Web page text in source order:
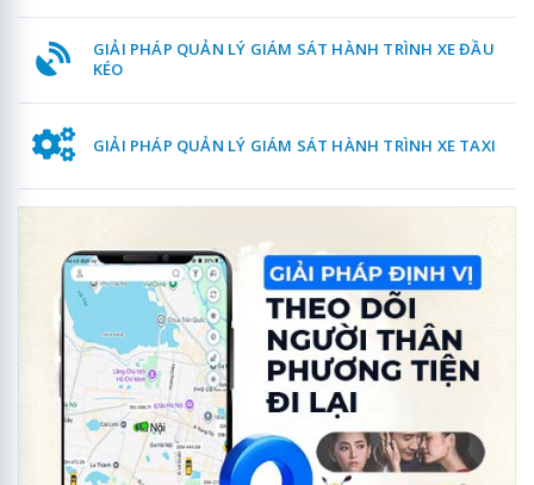
GIẢI PHÁP QUẢN LÝ GIÁM SÁT HÀNH TRÌNH XE ĐẦU
KÉO
GIẢI PHÁP QUẢN LÝ GIÁM SÁT HÀNH TRÌNH XE TAXI